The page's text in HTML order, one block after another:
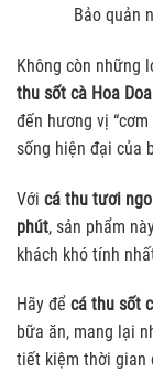
Bảo quản nhiệt
Không còn những
thu sốt cà Hoa
đến hương vị
sống hiện đại của
Với cá thu tươi
phút, sản phẩm
khách khó tính
Hãy để cá thu sốt
bữa ăn, mang lại
tiết kiệm thời gian